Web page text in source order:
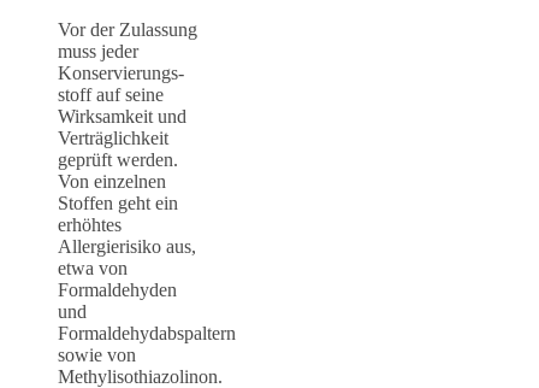
Vor der Zulassung
muss jeder
Konservierungs­
stoff auf seine
Wirksamkeit und
Verträglichkeit
geprüft werden.
Von einzelnen
Stoffen geht ein
erhöhtes
Allergierisiko aus,
etwa von
Formaldehyden
und
Formaldehydabspaltern
sowie von
Methylisothiazolinon.